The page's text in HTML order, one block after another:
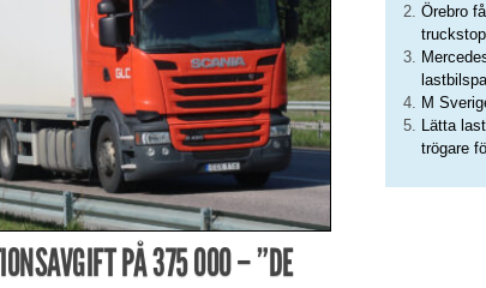
PÅ 375 000 – ”DE
Örebro
M
Lätta
trögare